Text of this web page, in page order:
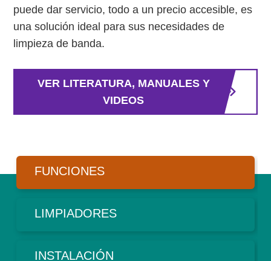
puede dar servicio, todo a un precio accesible, es
una solución ideal para sus necesidades de
limpieza de banda.
VER LITERATURA, MANUALES Y
VIDEOS
FUNCIONES
LIMPIADORES
INSTALACIÓN